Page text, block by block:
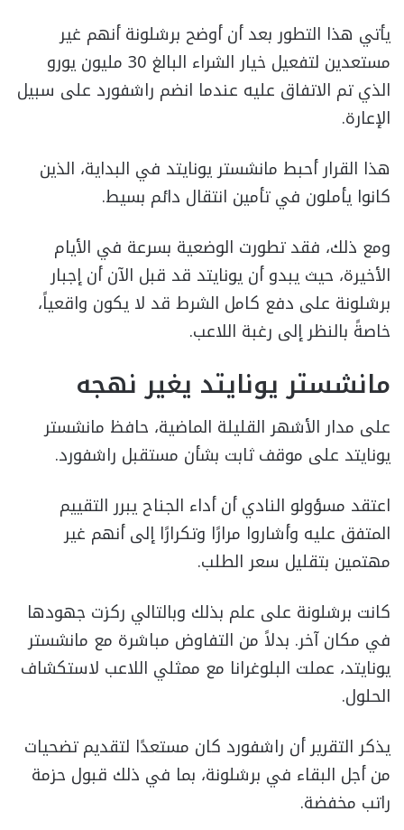
يأتي هذا التطور بعد أن أوضح برشلونة أنهم غير
مستعدين لتفعيل خيار الشراء البالغ 30 مليون يورو
الذي تم الاتفاق عليه عندما انضم راشفورد على سبيل
الإعارة.
هذا القرار أحبط مانشستر يونايتد في البداية، الذين
كانوا يأملون في تأمين انتقال دائم بسيط.
ومع ذلك، فقد تطورت الوضعية بسرعة في الأيام
الأخيرة، حيث يبدو أن يونايتد قد قبل الآن أن إجبار
برشلونة على دفع كامل الشرط قد لا يكون واقعياً،
خاصةً بالنظر إلى رغبة اللاعب.
مانشستر يونايتد يغير نهجه
على مدار الأشهر القليلة الماضية، حافظ مانشستر
يونايتد على موقف ثابت بشأن مستقبل راشفورد.
اعتقد مسؤولو النادي أن أداء الجناح يبرر التقييم
المتفق عليه وأشاروا مرارًا وتكرارًا إلى أنهم غير
مهتمين بتقليل سعر الطلب.
كانت برشلونة على علم بذلك وبالتالي ركزت جهودها
في مكان آخر. بدلاً من التفاوض مباشرة مع مانشستر
يونايتد، عملت البلوغرانا مع ممثلي اللاعب لاستكشاف
الحلول.
يذكر التقرير أن راشفورد كان مستعدًا لتقديم تضحيات
من أجل البقاء في برشلونة، بما في ذلك قبول حزمة
راتب مخفضة.